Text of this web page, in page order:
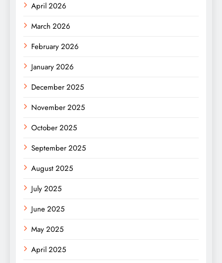
April 2026
March 2026
February 2026
January 2026
December 2025
November 2025
October 2025
September 2025
August 2025
July 2025
June 2025
May 2025
April 2025